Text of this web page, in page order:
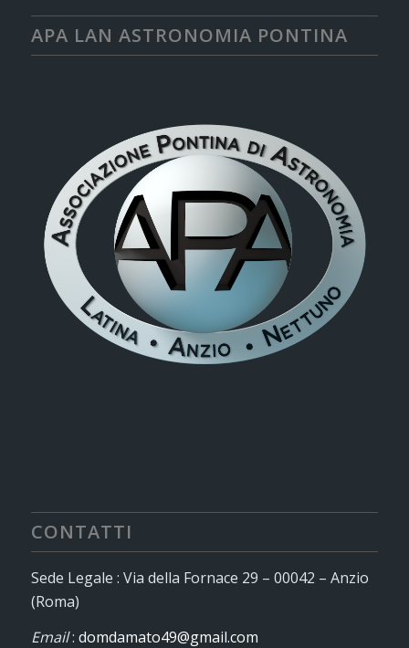
APA LAN ASTRONOMIA PONTINA
CONTATTI
Sede Legale : Via della Fornace 29 – 00042 – Anzio
(Roma)
Email: domdamato49@gmail.com